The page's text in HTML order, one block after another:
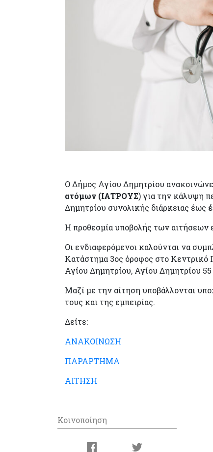
Ο Δήμος Αγίου Δημητρίου
ατόμων (ΙΑΤΡΟΥΣ) για την κάλυψη
Δημητρίου συνολικής διάρκειας έως
Η προθεσμία υποβολής των αιτήσεων
Οι ενδιαφερόμενοι καλούνται να
Κατάστημα 3ος όροφος στο
Αγίου Δημητρίου, Αγίου Δημητρίου
Μαζί με την αίτηση υποβάλλονται
τους και της εμπειρίας.
Δείτε:
ΑΝΑΚΟΙΝΩΣΗ
ΠΑΡΑΡΤΗΜΑ
ΑΙΤΗΣΗ
Κοινοποίηση